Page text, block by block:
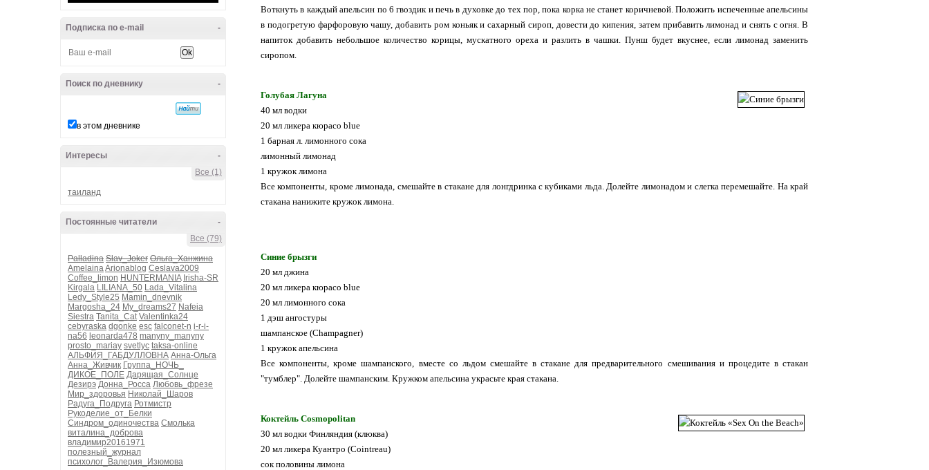
-
Подписка по e-mail
-
Поиск по дневнику
в этом дневнике
-
Интересы
Все (1)
таиланд
-
Постоянные читатели
Все (79)
Palladina Slav_Joker Ольга_Ханжина
AmelainaArionablog Ceslava2009
Coffee_limon HUNTERMANIA Irisha-SR
Kirgala LILIANA_50 Lada_Vitalina
Ledy_Style25 Mamin_dnevnik
Margosha_24 My_dreams27 Nafeia
Siestra Tanita_Cat Valentinka24
cebyraska dgonke esc falconet-n i-r-i-
na56 leonarda478 manyny_manyny
prosto_mariay svetlyc taksa-online
АЛЬФИЯ_ГАБДУЛЛОВНА Анна-Ольга
Анна_Живчик Группа_НОЧЬ_
ДИКОЕ_ПОЛЕ Дарящая_Солнце
Дезирэ Донна_Росса Любовь_фрезе
Мир_здоровья Николай_Шаров
Радуга_Подруга Ротмистр
Рукоделие_от_Белки
Синдром_одиночества Смолька
виталина_доброва
владимир20161971
полезный_журнал
психолог_Валерия_Изюмова
Воткнуть в каждый апельсин по 6 гвоздик и печь в духовке до тех пор, пока корка не станет коричневой. Положить испеченные апельсины
в подогретую фарфоровую чашу, добавить ром коньяк и сахарный сироп, довести до кипения, затем прибавить лимонад и снять с огня. В
напиток добавить небольшое количество корицы, мускатного ореха и разлить в чашки. Пунш будет вкуснее, если лимонад заменить
сиропом.
Голубая Лагуна
40 мл водки
20 мл ликера кюрасо blue
1 барная л. лимонного сока
лимонный лимонад
1 кружок лимона
Все компоненты, кроме лимонада, смешайте в стакане для лонгдринка с кубиками льда. Долейте лимонадом и слегка перемешайте. На край
стакана нанижите кружок лимона.
Синие брызги
20 мл джина
20 мл ликера кюрасо blue
20 мл лимонного сока
1 дэш ангостуры
шампанское (Champagner)
1 кружок апельсина
Все компоненты, кроме шампанского, вместе со льдом смешайте в стакане для предварительного смешивания и процедите в стакан
"тумблер". Долейте шампанским. Кружком апельсина украсьте края стакана.
Коктейль Cosmopolitan
30 мл водки Финляндия (клюква)
20 мл ликера Куантро (Cointreau)
сок половины лимона